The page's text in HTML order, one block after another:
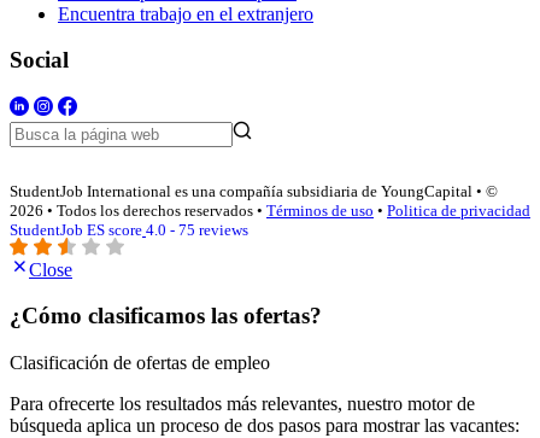
Encuentra trabajo en el extranjero
Social
StudentJob International es una compañía subsidiaria de YoungCapital • ©
2026 • Todos los derechos reservados • Términos de uso • Politica de privacidad
StudentJob ES score 4.0 - 75 reviews
Close
¿Cómo clasificamos las ofertas?
Clasificación de ofertas de empleo
Para ofrecerte los resultados más relevantes, nuestro motor de
búsqueda aplica un proceso de dos pasos para mostrar las vacantes: